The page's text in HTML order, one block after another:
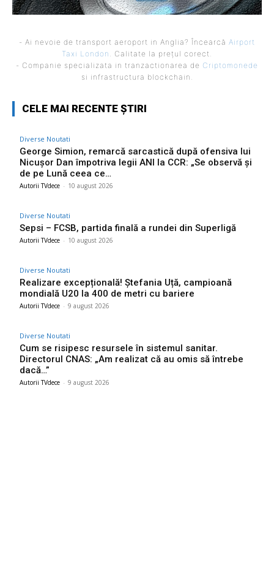
- Ai nevoie de transport aeroport in Anglia? Încearcă Airport
Taxi London
. Calitate la prețul corect.
- Companie specializata in tranzactionarea de Criptomonede
si infrastructura blockchain.
CELE MAI RECENTE ȘTIRI
Diverse Noutati
George Simion, remarcă sarcastică după ofensiva lui
Nicușor Dan împotriva legii ANI la CCR: „Se observă și
de pe Lună ceea ce…
Autorii TVdece - 10 august 2026
Diverse Noutati
Sepsi – FCSB, partida finală a rundei din Superligă
Autorii TVdece - 10 august 2026
Diverse Noutati
Realizare excepțională! Ștefania Uță, campioană
mondială U20 la 400 de metri cu bariere
Autorii TVdece - 9 august 2026
Diverse Noutati
Cum se risipesc resursele în sistemul sanitar.
Directorul CNAS: „Am realizat că au omis să întrebe
dacă…”
Autorii TVdece - 9 august 2026